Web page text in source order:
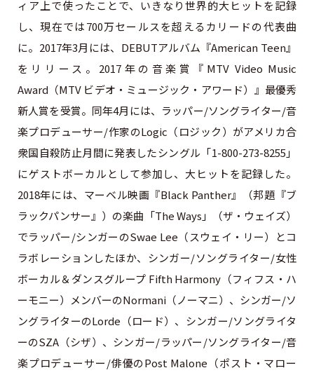
ィア上で使ったことで、いきなり世界的大ヒットを記録
し、現在では700万セールスを超えるカリードの代表曲
に。2017年3月には、DEBUTアルバム『American Teen』
をリリース。2017年の音楽賞『MTV Video Music
Award（MTV ビデオ・ミュージック・アワード）』最優秀
新人賞を受賞。同年4月には、ラッパー/ソングライター/音
楽プロデューサー/作家のLogic（ロジック）がアメリカ合
衆国自殺防止月間に発表したシングル「1-800-273-8255」
にゲストボーカルとして参加し、大ヒットを記録した。
2018年には、マーベル映画『Black Panther』（邦題『ブ
ラックパンサー』）の楽曲「The Ways」（ザ・ウェイズ）
でラッパー/シンガーのSwae Lee（スウェイ・リー）とコ
ラボレーションしたほか、シンガー/ソングライター/女性
ボーカル＆ダンスグループ Fifth Harmony（フィフス・ハ
ーモニー）メンバーのNormani（ノーマニ）、シンガー/ソ
ングライターのLorde（ロード）、シンガー/ソングライタ
ーのSZA（シザ）、シンガー/ラッパー/ソングライター/音
楽プロデューサー/俳優のPost Malone（ポスト・マロー